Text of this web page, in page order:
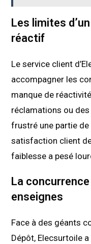
Les limites
réactif
Le service client
accompagner les
manque de
réclamations ou
frustré une partie de
satisfaction client
faiblesse a pesé
La
enseignes
Face à des géants
Dépôt, Elecsurtoile